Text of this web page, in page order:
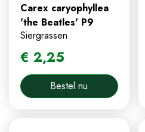
Carex caryophyllea
'the Beatles' P9
Siergrassen
€ 2,25
Bestel nu